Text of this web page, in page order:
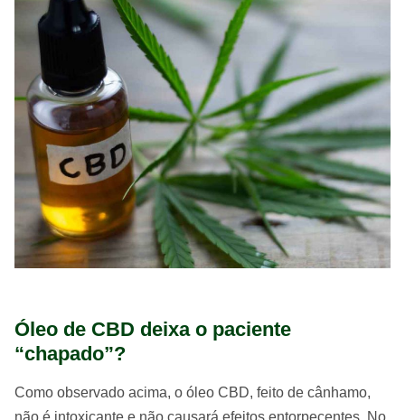
Óleo de CBD deixa o paciente
“chapado”?
Como observado acima, o óleo CBD, feito de cânhamo,
não é intoxicante e não causará efeitos entorpecentes. No